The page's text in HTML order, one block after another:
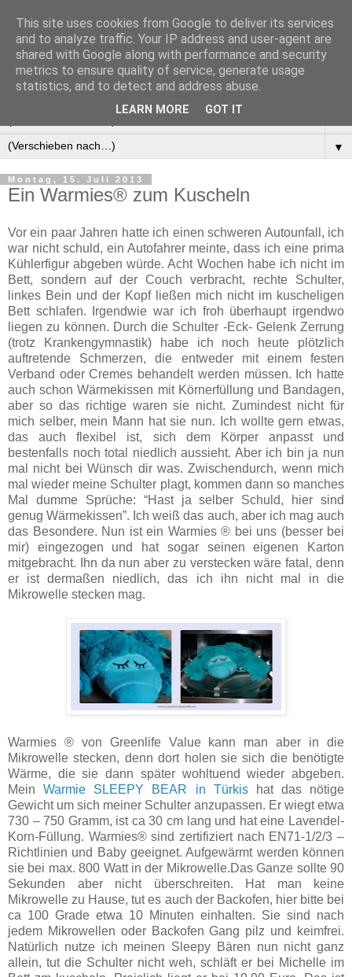
Manus Testwelt, alles
außer langweilig
▼
Montag, 15. Juli 2013
Ein Warmies® zum Kuscheln
Vor ein paar Jahren hatte ich einen schweren Autounfall, ich
war nicht schuld, ein Autofahrer meinte, dass ich ­eine prima
Kühlerfigur abgeben würde. Acht Wochen habe ich nicht im
Bett, sondern auf der Couch verbracht, rechte Schulter,
linkes Bein und der Kopf ließen mich nicht im kuscheligen
Bett schlafen. Irgendwie war ich froh überhaupt irgendwo
liegen zu können. Durch die Schulter -Eck- Gelenk Zerrung
(trotz Krankengymnastik) habe ich noch heute plötzlich
auftretende Schmerzen, die entweder mit einem festen
Verband oder Cremes behandelt werden müssen. Ich hatte
auch schon Wärmekissen mit Körnerfüllung und Bandagen,
aber so das richtige waren sie nicht.Zumindest nicht für
mich selber, mein Mann hat sie nun. Ich wollte gern etwas,
das auch flexibel ist, sich dem Körper anpasst und
bestenfalls noch total niedlich aussieht. Aber ich bin ja nun
mal nicht bei Wünsch dir was. Zwischendurch, wenn mich
mal wieder meine Schulter plagt, kommen dann so manches
Mal dumme Sprüche: “Hast ja selber Schuld, hier sind
genug Wärmekissen”. Ich weiß das auch, aber ich mag auch
das Besondere. Nun ist ein Warmies ® bei uns (besser bei
mir) eingezogen und hat sogar seinen eigenen Karton
mitgebracht. Ihn da nun aber zu verstecken wäre fatal, denn
er ist dermaßen niedlich, das ich ihn nicht mal in die
Mikrowelle stecken mag.
Warmies ® von Greenlife Value kann man aber in die
Mikrowelle stecken, denn dort holen sie sich die benötigte
Wärme, die sie dann später wohltuend wieder abgeben.
MeinWarmie SLEEPY BEAR in Türkishat das nötige
Gewicht um sich meiner Schulter anzupassen. Er wiegt etwa
730 – 750 Gramm, ist ca 30 cm lang und hat eine Lavendel-
Korn-Füllung. Warmies® sind zertifiziert nach EN71-1/2/3 –
Richtlinien und Baby geeignet. Aufgewärmt werden können
sie bei max. 800 Watt in der Mikrowelle.Das Ganze sollte 90
Sekunden aber nicht überschreiten. Hat man keine
Mikrowelle zu Hause, tut es auch der Backofen, hier bitte bei
ca 100 Grade etwa 10 Minuten einhalten. Sie sind nach
jedem Mikrowellen oder Backofen Gang pilz und keimfrei.
Natürlich nutze ich meinen Sleepy Bären nun nicht ganz
allein, tut die Schulter nicht weh, schläft er bei Michelle im
This site uses cookies from Google to deliver its services
and to analyze traffic. Your IP address and user-agent are
shared with Google along with performance and security
metrics to ensure quality of service, generate usage
statistics, and to detect and address abuse.
LEARN MORE GOT IT